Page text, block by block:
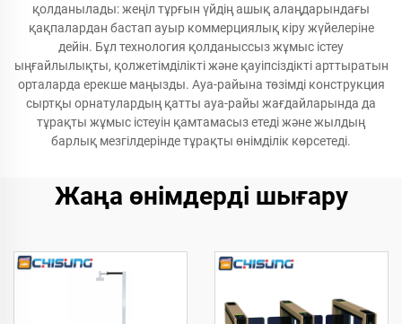
қолданылады: жеңіл тұрғын үйдің ашық алаңдарындағы
қақпалардан бастап ауыр коммерциялық кіру жүйелеріне
дейін. Бұл технология қолданыссыз жұмыс істеу
ыңғайлылықты, қолжетімділікті және қауіпсіздікті арттыратын
орталарда ерекше маңызды. Ауа-райына төзімді конструкция
сыртқы орнатулардың қатты ауа-райы жағдайларында да
тұрақты жұмыс істеуін қамтамасыз етеді және жылдың
барлық мезгілдерінде тұрақты өнімділік көрсетеді.
Жаңа өнімдерді шығару